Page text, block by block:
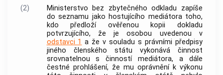
(2)
Ministerstvo bez zbytečného odkladu zapíše
do seznamu jako hostujícího mediátora toho,
kdo předloží ověřenou kopii dokladu
potvrzujícího, že je osobou uvedenou v
odstavci 1 a že v souladu s právními předpisy
jiného členského státu vykonává činnost
srovnatelnou s činností mediátora, a dále
čestné prohlášení, že mu oprávnění k výkonu